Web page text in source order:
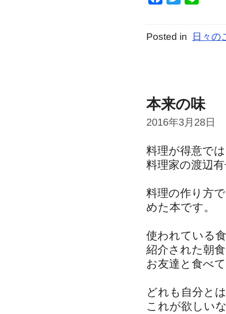
Posted in 日々の
本来の味
2016年3月28日
料理が得意で
料理家の渡辺
料理の作り方
めた本です。
使われている
紹介された朝食
お友達と食べ
どれも自分と
これが欲しい